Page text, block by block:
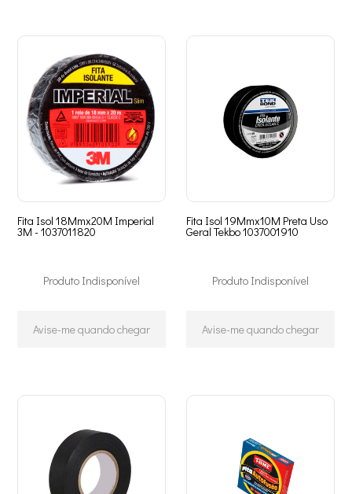
Fita Isol 18Mmx20M Imperial
3M - 1037011820
Produto Indisponível
Avise-me quando chegar
Fita Isol 19Mmx10M Preta Uso
Geral Tekbo 1037001910
Produto Indisponível
Avise-me quando chegar